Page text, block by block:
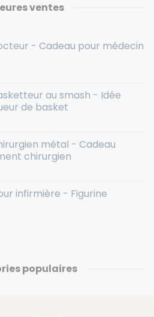
ventes
- Cadeau pour médecin
au smash - Idée
de basket
métal - Cadeau
chirurgien
infirmière - Figurine
populaires